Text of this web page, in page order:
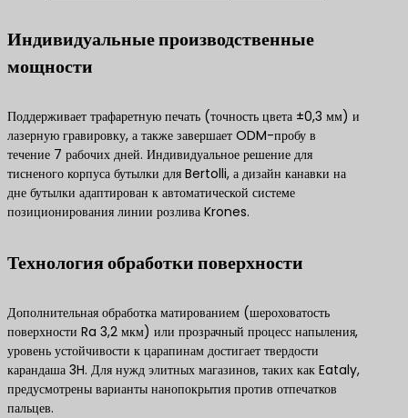
Индивидуальные производственные
мощности
Поддерживает трафаретную печать (точность цвета ±0,3 мм) и
лазерную гравировку, а также завершает ODM-пробу в
течение 7 рабочих дней. Индивидуальное решение для
тисненого корпуса бутылки для Bertolli, а дизайн канавки на
дне бутылки адаптирован к автоматической системе
позиционирования линии розлива Krones.
Технология обработки поверхности
Дополнительная обработка матированием (шероховатость
поверхности Ra 3,2 мкм) или прозрачный процесс напыления,
уровень устойчивости к царапинам достигает твердости
карандаша 3H. Для нужд элитных магазинов, таких как Eataly,
предусмотрены варианты нанопокрытия против отпечатков
пальцев.